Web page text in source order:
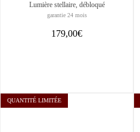
Lumière stellaire, débloqué
garantie 24 mois
179,00€
QUANTITÉ LIMITÉE